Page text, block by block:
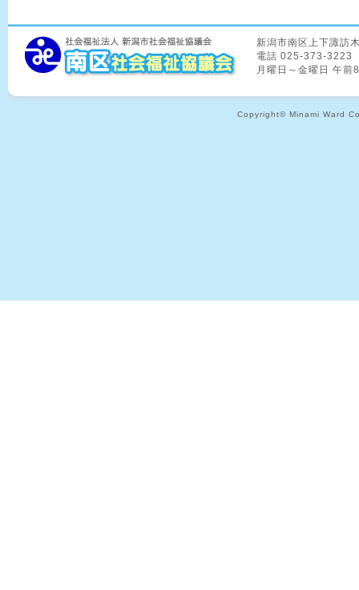
新潟市南区上下諏訪
電話 025-373-3223
月曜日～金曜日 午
Copyright© Minami Ward